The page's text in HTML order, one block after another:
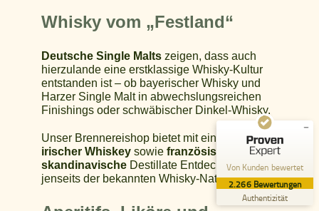
Whisky vom „Festland“
Deutsche Single Maltszeigen, dass auch
hierzulande eine erstklassige Whisky-Kultur
entstanden ist – ob bayerischer Whisky und
Harzer Single Malt in abwechslungsreichen
Finishings oder schwäbischer Dinkel-Whisky.
Unser Brennereishop bietet mit einer Auswahl
irischer Whiskey sowie französische
und
skandinavischeDestillate Entdeckungen
jenseits der bekannten Whisky-Nationen.
Von Kunden bewertet
2.266 Bewertungen
Authentizität
brandgeister.de
%
Empfehlungen auf
ProvenExpert.com
SEHR GUT
4,89
/
5,00
2.153
Bewertungen auf
ProvenExpert.com
113
Bewertungen von
1
anderen Quelle
Blick aufs ProvenExpert-Profil werfen
06.08.2026